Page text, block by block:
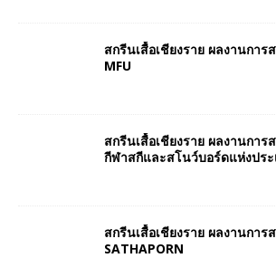
สกรีนเสื้อเชียงราย ผลงานการ
MFU
สกรีนเสื้อเชียงราย ผลงานการ
กีฬาสกีและสโนว์บอร์ดแห่งประ
สกรีนเสื้อเชียงราย ผลงานการ
SATHAPORN